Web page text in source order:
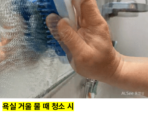
욕실 거울 물 때 청소 시